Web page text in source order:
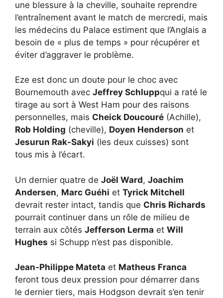
une blessure à la cheville, souhaite reprendre
l’entraînement avant le match de mercredi, mais
les médecins du Palace estiment que l’Anglais a
besoin de « plus de temps » pour récupérer et
éviter d’aggraver le problème.
Eze est donc un doute pour le choc avec
Bournemouth avec Jeffrey Schluppqui a raté le
tirage au sort à West Ham pour des raisons
personnelles, mais Cheick Doucouré (Achille),
Rob Holding (cheville), Doyen Henderson et
Jesurun Rak-Sakyi (les deux cuisses) sont
tous mis à l’écart.
Un dernier quatre de Joël Ward, Joachim
Andersen, Marc Guéhi et Tyrick Mitchell
devrait rester intact, tandis que Chris Richards
pourrait continuer dans un rôle de milieu de
terrain aux côtés Jefferson Lerma et Will
Hughes si Schupp n’est pas disponible.
Jean-Philippe Mateta et Matheus Franca
feront tous deux pression pour démarrer dans
le dernier tiers, mais Hodgson devrait s’en tenir